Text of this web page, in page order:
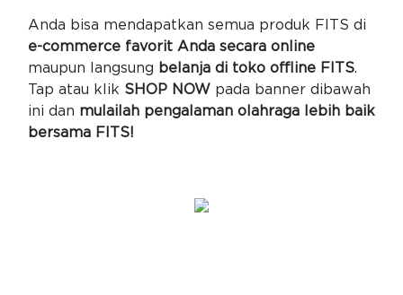
Anda bisa mendapatkan semua produk FITS di
e-commerce favorit Anda secara online
maupun langsung belanja di toko offline FITS.
Tap atau klik SHOP NOW pada banner dibawah
ini dan mulailah pengalaman olahraga lebih baik
bersama FITS!